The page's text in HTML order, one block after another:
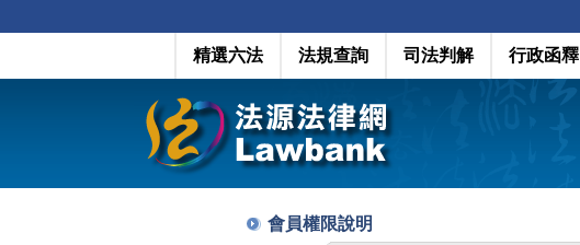
精選六法 法規查詢 司法判解 行政函釋
會員權限說明